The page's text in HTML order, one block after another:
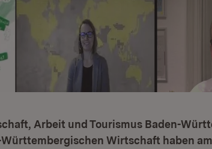
Arbeit und Tourismus Baden-
Wirtschaft haben